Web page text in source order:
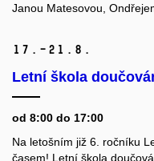
Janou Matesovou,
17.–21. 8.
Letní škola
od 8:00 do 17:00
Na letošním již 6. ročníku
časem! Letní škola